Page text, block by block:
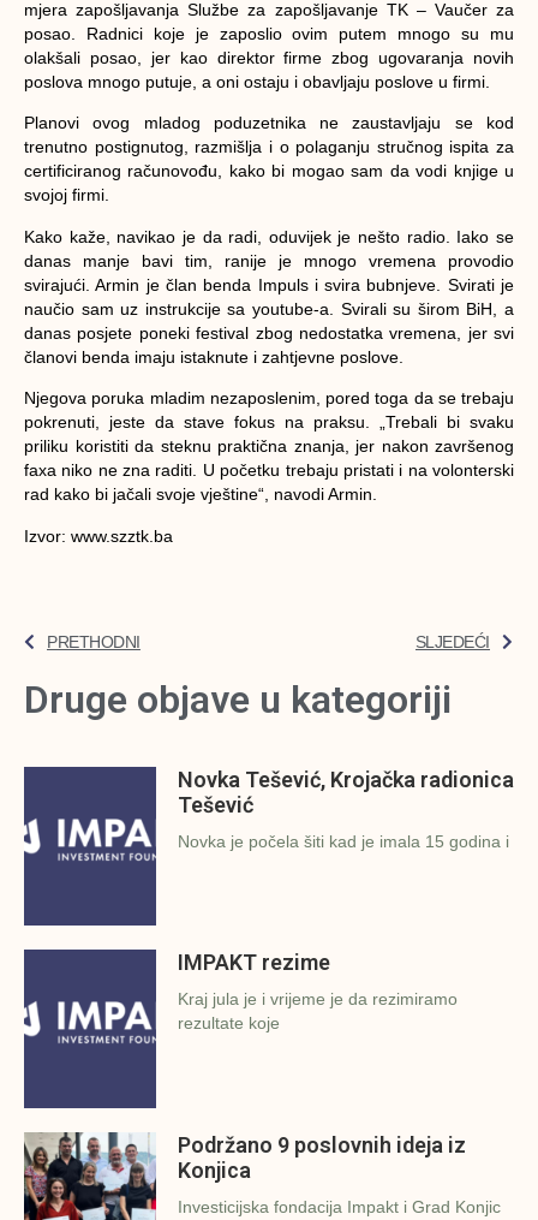
mjera zapošljavanja Službe za zapošljavanje TK – Vaučer za
posao. Radnici koje je zaposlio ovim putem mnogo su mu
olakšali posao, jer kao direktor firme zbog ugovaranja novih
poslova mnogo putuje, a oni ostaju i obavljaju poslove u firmi.
Planovi ovog mladog poduzetnika ne zaustavljaju se kod
trenutno postignutog, razmišlja i o polaganju stručnog ispita za
certificiranog računovođu, kako bi mogao sam da vodi knjige u
svojoj firmi.
Kako kaže, navikao je da radi, oduvijek je nešto radio. Iako se
danas manje bavi tim, ranije je mnogo vremena provodio
svirajući. Armin je član benda Impuls i svira bubnjeve. Svirati je
naučio sam uz instrukcije sa youtube-a. Svirali su širom BiH, a
danas posjete poneki festival zbog nedostatka vremena, jer svi
članovi benda imaju istaknute i zahtjevne poslove.
Njegova poruka mladim nezaposlenim, pored toga da se trebaju
pokrenuti, jeste da stave fokus na praksu. „Trebali bi svaku
priliku koristiti da steknu praktična znanja, jer nakon završenog
faxa niko ne zna raditi. U početku trebaju pristati i na volonterski
rad kako bi jačali svoje vještine“, navodi Armin.
Izvor: www.szztk.ba
PRETHODNI SLJEDEĆI
Druge objave u kategoriji
Novka Tešević, Krojačka radionica
Tešević
Novka je počela šiti kad je imala 15 godina i
IMPAKT rezime
Kraj jula je i vrijeme je da rezimiramo
rezultate koje
Podržano 9 poslovnih ideja iz
Konjica
Investicijska fondacija Impakt i Grad Konjic